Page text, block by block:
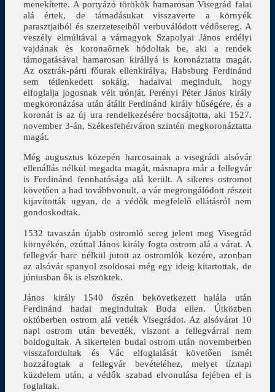
menekítette. A portyázó törökök hamarosan Visegrád falai
alá értek, de támadásukat visszaverte a környék
parasztjaiból és szerzeteseiből verbuválódott védősereg. A
veszély elmúltával a várnagyok Szapolyai János erdélyi
vajdának és koronaőrnek hódoltak be, aki a rendek
támogatásával hamarosan királlyá is koronáztatta magát.
Az osztrák-párti főurak ellenkirálya, Habsburg Ferdinánd
sem tétlenkedett sokáig, hadaival megindult, hogy
elfoglalja jogosnak vélt trónját. Perényi Péter János király
megkoronázása után átállt Ferdinánd király hűségére, és a
koronát is az új ura rendelkezésére bocsájtotta, aki 1527.
november 3-án, Székesfehérváron szintén megkoronáztatta
magát.
Még augusztus közepén harcosainak a visegrádi alsóvár
ellenállás nélkül megadta magát, másnapra már a fellegvár
is Ferdinánd fennhatósága alá került. A sikeres ostromot
követően a had továbbvonult, a vár megrongálódott részeit
kijavították ugyan, de a védők megfelelő ellátásról nem
gondoskodtak.
1532 tavaszán újabb ostromló sereg jelent meg Visegrád
környékén, ezúttal János király fogta ostrom alá a várat. A
fellegvár harc nélkül jutott az ostromlók kezére, azonban
az alsóvár spanyol zsoldosai még egy ideig kitartottak, de
júniusban ők is elszöktek.
János király 1540 őszén bekövetkezett halála után
Ferdinánd hadai megindultak Buda ellen. Útközben
októberben ostrom alá vették Visegrádot. Az alsóvárat 10
napi ostrom után bevették, viszont a fellegvárral nem
boldogultak. A sikertelen budai ostrom után novemberben
visszafordultak és Vác elfoglalását követően ismét
hozzáfogtak a fellegvár bevételéhez, melyet tíznapi
küzdelem után, a védők szabad elvonulása fejében el is
foglaltak.